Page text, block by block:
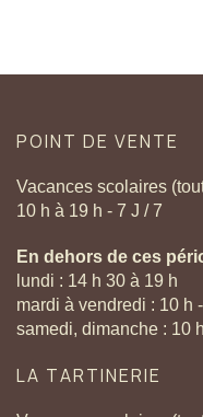
POINT DE VENTE
Vacances scolaires
10 h à 19 h - 7 J / 7
En dehors de ces
lundi : 14 h 30 à 19 h
mardi à vendredi : 10 h
samedi, dimanche : 10
LA TARTINERIE